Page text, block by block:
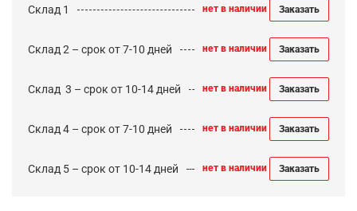
Склад 1 нет в наличии Заказать
Склад 2 – срок от 7-10 дней нет в наличии Заказать
Cклад 3 – срок от 10-14 дней нет в наличии Заказать
Склад 4 – срок от 7-10 дней нет в наличии Заказать
Склад 5 – срок от 10-14 дней нет в наличии Заказать